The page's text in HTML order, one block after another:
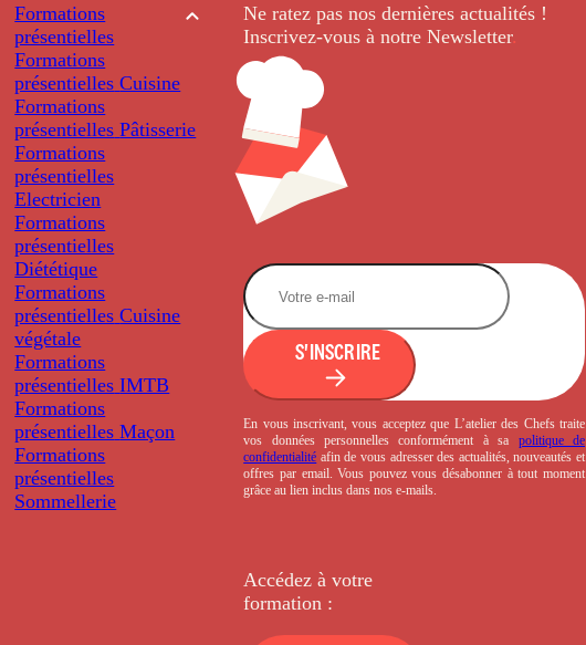
Formations
présentielles
Formations
présentielles Cuisine
Formations
présentielles Pâtisserie
Formations
présentielles
Electricien
Formations
présentielles
Diététique
Formations
présentielles Cuisine
végétale
Formations
présentielles IMTB
Formations
présentielles Maçon
Formations
présentielles
Sommellerie
Ne ratez pas nos dernièresactualités !
Inscrivez-vous à notre Newsletter.
S'INSCRIRE
En vous inscrivant, vous acceptez que L’atelier des Chefs traite
vos données personnelles conformément à sa politique de
confidentialité afin de vous adresser des actualités, nouveautés et
offres par email. Vous pouvez vous désabonner à tout moment
grâce au lien inclus dans nos e-mails.
Accédez à votre
formation :